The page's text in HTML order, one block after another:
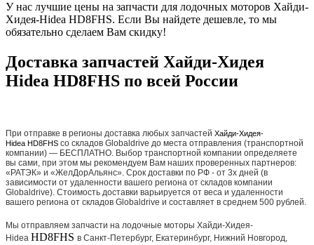
У нас лучшие цены на запчасти для лодочных моторов Хайди-
Хидея-Hidea HD8FHS. Если Вы найдете дешевле, то мы
обязательно сделаем Вам скидку!
Доставка запчастей Хайди-Хидея
Hidea HD8FHS по всей России
При отправке в регионы доставка любых запчастей Хайди-Хидея-
Hidea HD8FHS со складов Globaldrive до места отправления (транспортной
компании) — БЕСПЛАТНО. Выбор транспортной компании определяете
вы сами, при этом мы рекомендуем Вам наших проверенных партнеров:
«РАТЭК» и «ЖелДорАльянс». Срок доставки по РФ - от 3х дней (в
зависимости от удаленности вашего региона от складов компании
Globaldrive). Стоимость доставки варьируется от веса и удаленности
вашего региона от складов Globaldrive и составляет в среднем 500 рублей.
Мы отправляем запчасти на лодочные моторы Хайди-Хидея-
Hidea HD8FHS в Санкт-Петербург, Екатеринбург, Нижний Новгород,